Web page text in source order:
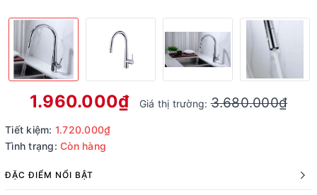
1.960.000₫ Giá thị trường:3.680.000₫
Tiết kiệm: 1.720.000₫
Tình trạng: Còn hàng
ĐẶC ĐIỂM NỔI BẬT